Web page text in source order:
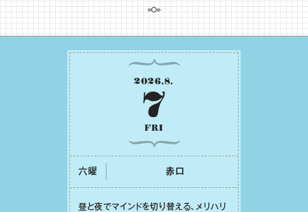
2026.8.
7
FRI
六曜 ⾚⼝
昼と夜でマインドを切り替える、メリハリ